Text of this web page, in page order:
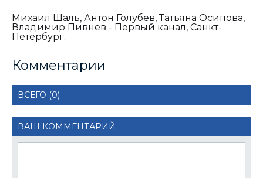
Михаил Шаль, Антон Голубев, Татьяна Осипова,
Владимир Пивнев - Первый канал, Санкт-
Петербург.
Комментарии
ВСЕГО (0)
ВАШ КОММЕНТАРИЙ